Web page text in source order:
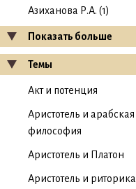
Азиханова Р.А. (1)
Показать больше
Темы
Акт и потенция
Аристотель и арабская
философия
Аристотель и Платон
Аристотель и риторика